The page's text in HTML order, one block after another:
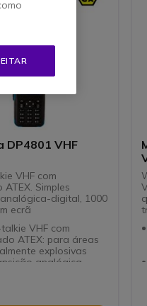
DP4801 VHF
VHF com
Simples
digital, 1000
ecrã
VHF com
ATEX: para áreas
explosivas
analógica-